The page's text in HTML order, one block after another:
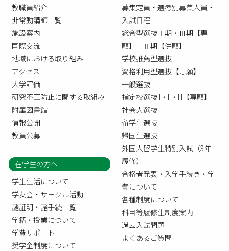
教職員紹介
非常勤講師一覧
施設案内
国際交流
地域における取り組み
アクセス
大学評価
研究不正防止に関する取組み
附属図書館
情報公開
教員公募
募集定員・選考別募集人員・
入試日程
総合型選抜Ⅰ期・Ⅲ期【専
願】 Ⅱ期【併願】
学校推薦型選抜
資格利用型選抜【専願】
一般選抜
指定校選抜 I・II・III【専願】
社会人選抜
留学生選抜
帰国生選抜
外国人留学生特別入試（3年
履修）
合格者発表・入学手続き・学
費について
各種制度について
科目等履修生制度案内
過去入試問題
よくあるご質問
在学生の方へ
学生生活について
学友会・サークル活動
諸証明・諸手続一覧
学籍・授業について
学費サポート
奨学金制度について